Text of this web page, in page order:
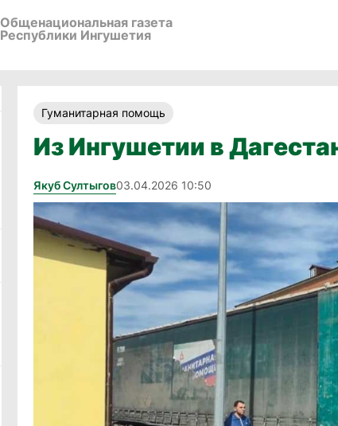
Общенациональная газета
Республики Ингушетия
Гуманитарная помощь
Из Ингушетии в
Якуб Султыгов03.04.2026 10:50